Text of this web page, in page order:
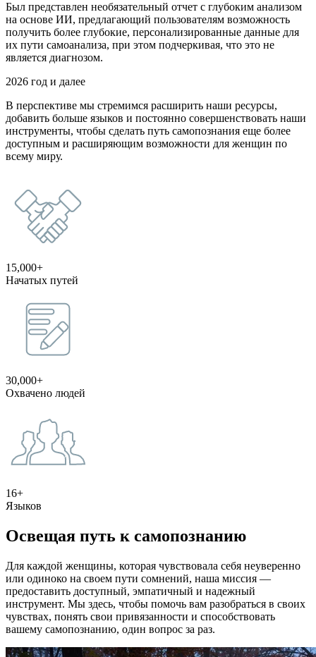
Был представлен необязательный отчет с глубоким анализом
на основе ИИ, предлагающий пользователям возможность
получить более глубокие, персонализированные данные для
их пути самоанализа, при этом подчеркивая, что это не
является диагнозом.
2026 год и далее
В перспективе мы стремимся расширить наши ресурсы,
добавить больше языков и постоянно совершенствовать наши
инструменты, чтобы сделать путь самопознания еще более
доступным и расширяющим возможности для женщин по
всему миру.
15,000+
Начатых путей
30,000+
Охвачено людей
16+
Языков
Освещая путь к самопознанию
Для каждой женщины, которая чувствовала себя неуверенно
или одиноко на своем пути сомнений, наша миссия —
предоставить доступный, эмпатичный и надежный
инструмент. Мы здесь, чтобы помочь вам разобраться в своих
чувствах, понять свои привязанности и способствовать
вашему самопознанию, один вопрос за раз.